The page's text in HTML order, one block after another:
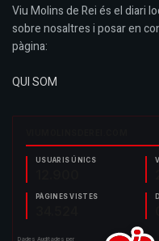
Viu Molins de Rei és el diari
sobre nosaltres i posar en
pàgina:
QUI SOM